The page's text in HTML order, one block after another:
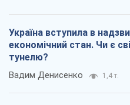
Україна вступила в
економічний стан. Чи є
тунелю?
Вадим Денисенко 1,4 т.